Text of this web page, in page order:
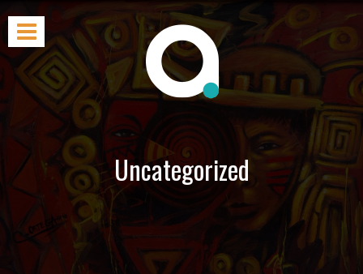
Uncategorized